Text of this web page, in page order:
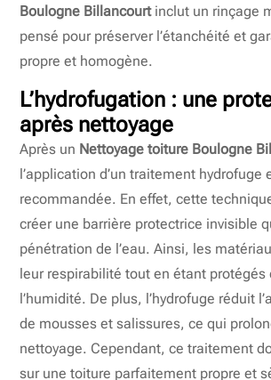
Boulogne Billancourtinclut un rinçage
pensé pour préserver l’étanchéité et
propre et homogène.
L’hydrofugation : une
après nettoyage
Après un Nettoyage toiture Boulogne
l’application d’un traitement hydrofuge
recommandée. En effet, cette
créer une barrière protectrice invisible
pénétration de l’eau. Ainsi, les
leur respirabilité tout en étant protégés
l’humidité. De plus, l’hydrofuge réduit
de mousses et salissures, ce qui
nettoyage. Cependant, ce traitement
sur une toiture parfaitement propre et